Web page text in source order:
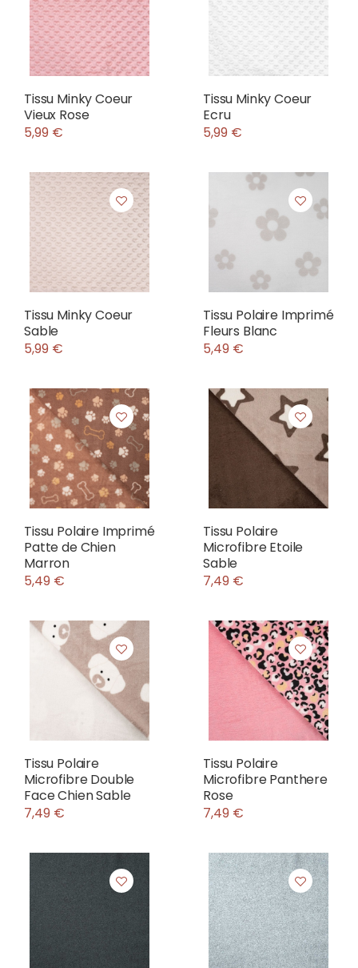
Tissu Minky Coeur
Vieux Rose
5,99 €
Tissu Minky Coeur
Ecru
5,99 €
Tissu Minky Coeur
Sable
5,99 €
Tissu Polaire Imprimé
Fleurs Blanc
5,49 €
Tissu Polaire Imprimé
Patte de Chien
Marron
5,49 €
Tissu Polaire
Microfibre Etoile
Sable
7,49 €
Tissu Polaire
Microfibre Double
Face Chien Sable
7,49 €
Tissu Polaire
Microfibre Panthere
Rose
7,49 €